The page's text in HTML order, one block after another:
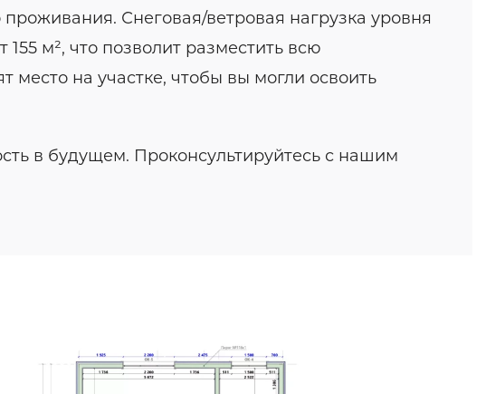
Снеговая/ветровая нагрузка уровня
м², что позволит разместить всю
на участке, чтобы вы могли освоить
в будущем. Проконсультируйтесь с нашим